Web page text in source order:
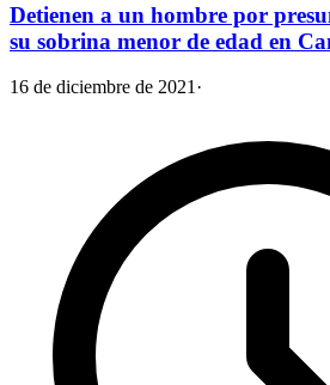
Detienen a un hombre por
su sobrina menor de edad en
16 de diciembre de 2021·